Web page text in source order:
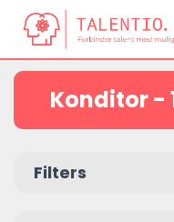
Konditor -
Filters